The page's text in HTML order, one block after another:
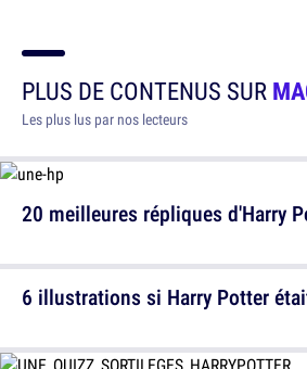
PLUS DE CONTENUS SUR
Les plus lus par nos lecteurs
20 meilleures répliques d'Harry
6 illustrations si Harry Potter